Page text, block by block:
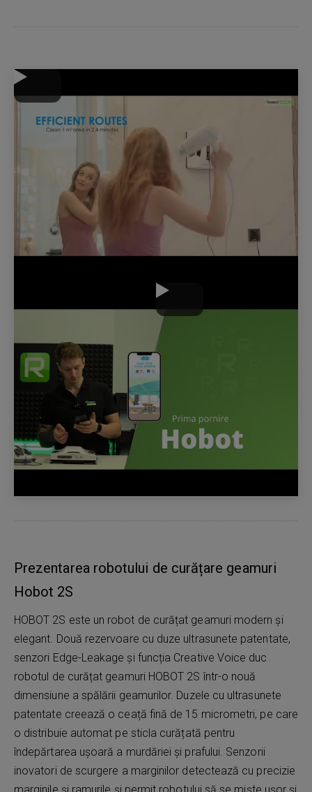
Prezentarea robotului de curățare geamuri
Hobot 2S
HOBOT 2S este un robot de curățat geamuri modern și
elegant. Două rezervoare cu duze ultrasunete patentate,
senzori Edge-Leakage și funcția Creative Voice duc
robotul de curățat geamuri HOBOT 2S într-o nouă
dimensiune a spălării geamurilor. Duzele cu ultrasunete
patentate creează o ceață fină de 15 micrometri, pe care
o distribuie automat pe sticla curățată pentru
îndepărtarea ușoară a murdăriei și prafului. Senzorii
inovatori de scurgere a marginilor detectează cu precizie
marginile și ramurile și permit robotului să se miște ușor și